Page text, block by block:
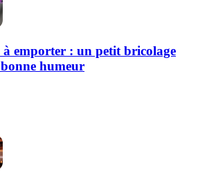
à emporter : un petit bricolage
humeur